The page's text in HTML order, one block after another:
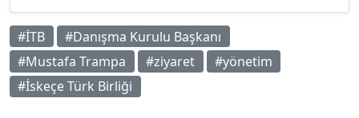
#İTB
#Danışma Kurulu Başkanı
#Mustafa Trampa
#ziyaret
#yönetim
#İskeçe Türk Birliği